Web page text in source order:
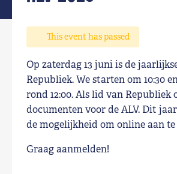
Contact
Voor leden
Word Lid
This event has passed
Op zaterdag 13 juni is de
Republiek. We starten om 10:30
rond 12:00. Als lid van Republiek
documenten voor de ALV. Dit
de mogelijkheid om online aan
Graag aanmelden!